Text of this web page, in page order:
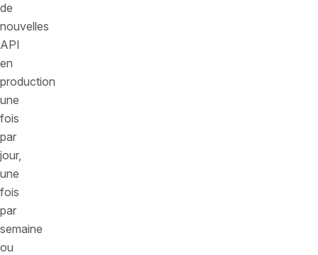
de
nouvelles
API
en
production
une
fois
par
jour,
une
fois
par
semaine
ou